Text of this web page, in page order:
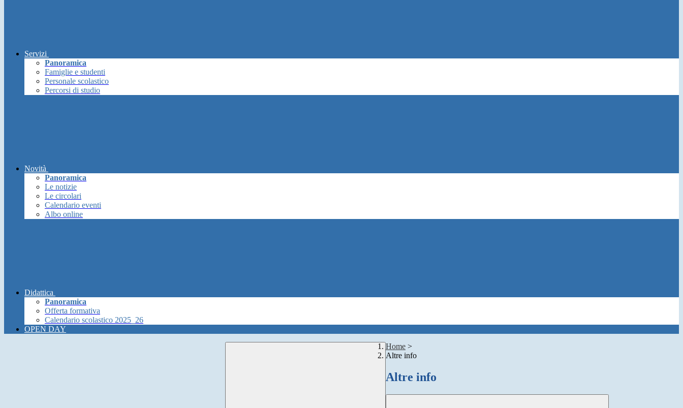
Servizi
Panoramica
Famiglie e studenti
Personale scolastico
Percorsi di studio
Novità
Panoramica
Le notizie
Le circolari
Calendario eventi
Albo online
Didattica
Panoramica
Offerta formativa
Calendario scolastico 2025_26
OPEN DAY
Home >
Altre info
Altre info